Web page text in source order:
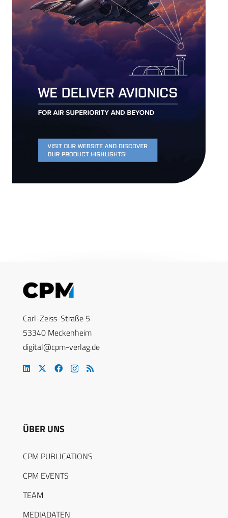
Carl-Zeiss-Straße 5
53340 Meckenheim
digital@cpm-verlag.de
ÜBER UNS
CPM PUBLICATIONS
CPM EVENTS
TEAM
MEDIADATEN